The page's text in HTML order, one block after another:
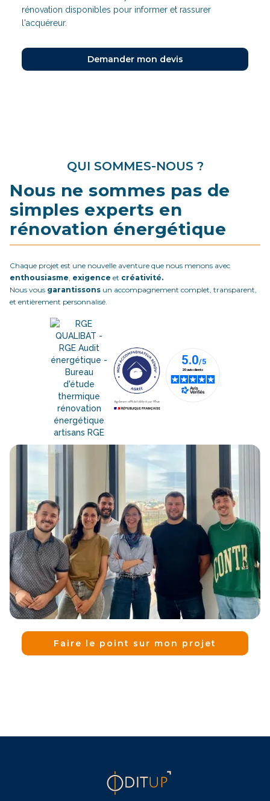
rénovation disponibles pour informer et rassurer
l'acquéreur.
Demander mon devis
QUI SOMMES-NOUS ?
Nous ne sommes pas de
simples experts en
rénovation énergétique
Chaque projet est une nouvelle aventure que nous menons avec
enthousiasme, exigence et créativité.
Nous vous garantissons un accompagnement complet, transparent,
et entièrement personnalisé.
Faire le point sur mon projet